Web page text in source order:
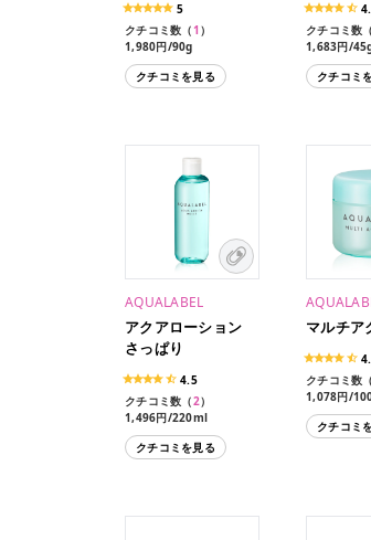
5
クチコミ数（1 ）
1,980円/90g
クチコミを見る
クチコミ数（
1,683円/
クチコミ
AQUALABEL
アクアローション
さっぱり
4.5
クチコミ数（2）
1,496円/220ml
1,210円/180ml（レフィ
ル）クチコミを見る
マルチア
クチコミ数（
1,078円/
クチコミ